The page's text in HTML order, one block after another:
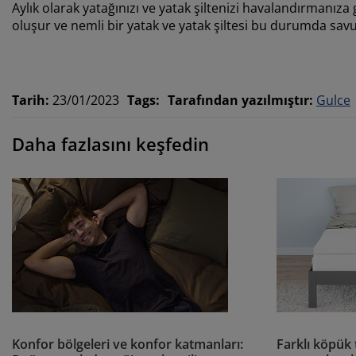
Aylık olarak yatağınızı ve yatak şiltenizi
oluşur ve nemli bir yatak ve yatak şiltesi bu durumda
Tarih: 23/01/2023 Tags: Tarafından yazılmıştır: Gulce
Daha fazlasını keşfedin
Konfor bölgeleri ve konfor katmanları:
Farklı